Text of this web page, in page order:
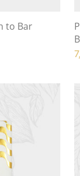
to Bar